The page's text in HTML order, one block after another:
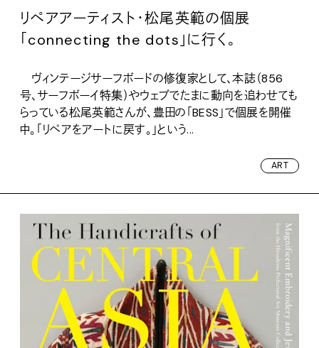
リペアアーティスト・松尾英範の個展
「connecting the dots」に行く。
ヴィンテージサーフボードの修復家として、本誌（856
号、サーフボーイ特集）やウェブでたまに動向を追わせても
らっている松尾英範さんが、豊田の「BESS」で個展を開催
中。「リペアをアートに戻す。」という...
ART